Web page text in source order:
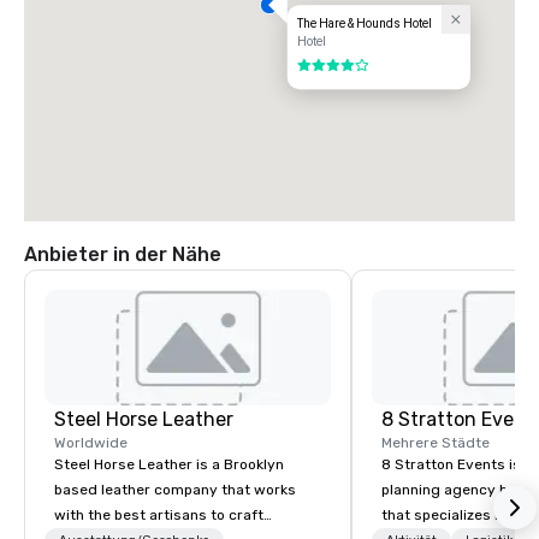
The Hare & Hounds Hotel
Hotel
4 von 5
Anbieter in der Nähe
Steel Horse Leather
Worldwide
Steel Horse Leather is a Brooklyn
based leather company that works
with the best artisans to craft
8 Stratton
Mehrere Städte
8 Stratton Events is a
planning agency
that specializes in